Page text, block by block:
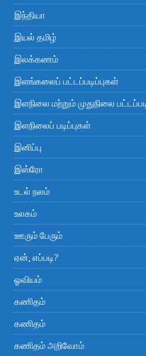
இந்தியா
இயல் தமிழ்
இலக்கணம்
இளங்கலைப் பட்டப்படிப்புகள்
இளநிலை மற்றும் முதுநிலை
இளநிலைப் படிப்புகள்
இனிப்பு
இஸ்ரோ
உடல் நலம்
உலகம்
ஊரும் பேரும்
ஏன், எப்படி?
ஓவியம்
கணிதம்
கணிதம்
கணிதம் அறிவோம்